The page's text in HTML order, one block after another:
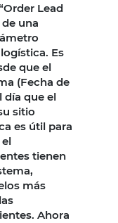
Lead
de una
Es
que el
(Fecha de
día que el
sitio
es útil para
tienen
más
Ahora